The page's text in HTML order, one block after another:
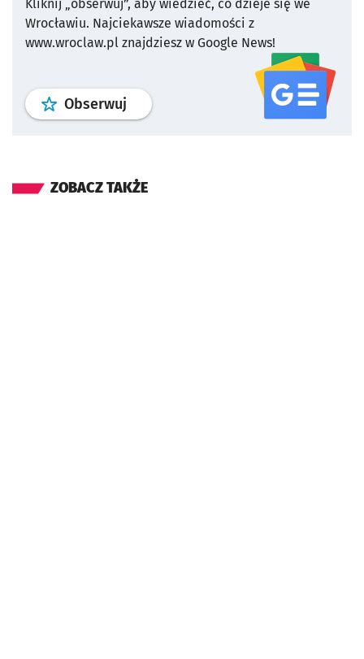
Kliknij „obserwuj”, aby wiedzieć, co dzieje się we
Wrocławiu. Najciekawsze wiadomości z
www.wroclaw.pl znajdziesz w Google News!
Obserwuj profil serwisu
ZOBACZ TAKŻE